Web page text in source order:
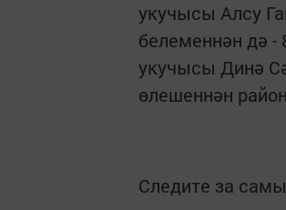
укучысы Алсу
белеменнән дә
укучысы Динә
өлешеннән
Следите за